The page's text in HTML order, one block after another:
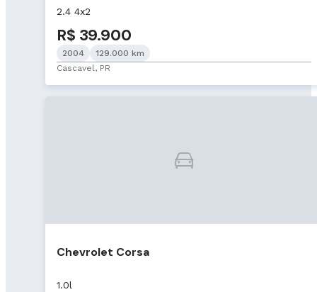
2.4 4x2
R$ 39.900
2004
129.000 km
Cascavel, PR
Chevrolet Corsa
1.0l